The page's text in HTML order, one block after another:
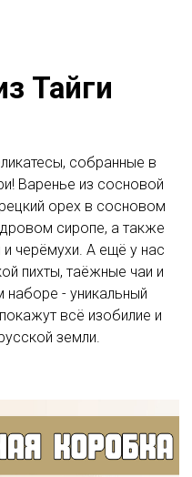
Тайги
собранные в
Варенье из сосновой
орех в сосновом
сиропе, а также
черёмухи. А ещё у нас
пихты, таёжные чаи и
- уникальный
всё изобилие и
земли.
ящик "сердечки" за 149 р